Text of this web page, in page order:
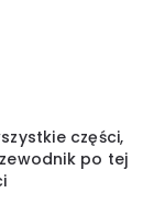
części,
po tej